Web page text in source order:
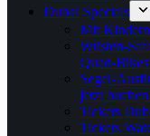
Dubai Specials
Mit
Wüsten-
Quad-
Segel-
jetzt
Tickets
Tickets